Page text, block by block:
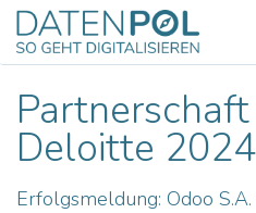
Zum Inhalt springen
Deloitte 2024
Erfolgsmeldung: Odoo